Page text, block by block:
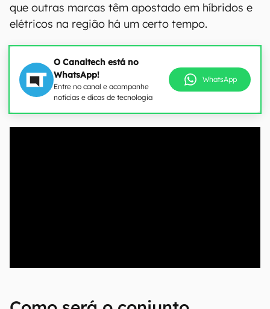
que outras marcas têm apostado em híbridos e
elétricos na região há um certo tempo.
O Canaltech está no
WhatsApp!
Entre no canal e acompanhe
notícias e dicas de tecnologia
WhatsApp